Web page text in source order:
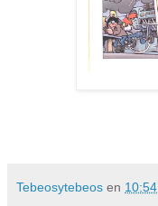
Tebeosytebeos en 10:54